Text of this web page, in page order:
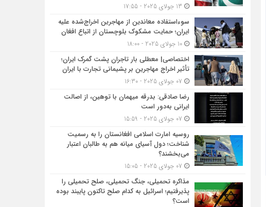
سوءاستفاده معاندین از مهاجرین اخراج‌شده علیه
ایران؛ حمایت مشکوک بلوچستان از اتباع افغان
10 جولای 2025 - 18:00
اختصاصی| معطلی بار تاجران پشت گمرک ایران؛
تأثیر اخراج مهاجرین بر پشیمانی تجارت با ایران
رضا صادقی: بدرقه میهمان با توهین، از اصالت
ایرانی به‌دور است
روسیه امارت اسلامی افغانستان را به رسمیت
شناخت؛ دول آسیای میانه هم به طالبان اعتبار
می‎‌بخشند؟
مذاکره تحمیلی، جنگ تحمیلی، صلح تحمیلی را
پذیرفتیم؛ اسرائیل به کدام صلح تاکنون پایبند بوده
است؟